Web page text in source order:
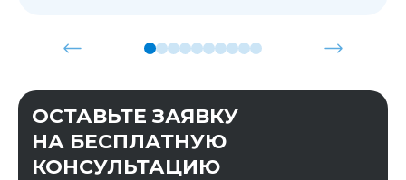
ОСТАВЬТЕ ЗАЯВКУ
НА БЕСПЛАТНУЮ
КОНСУЛЬТАЦИЮ